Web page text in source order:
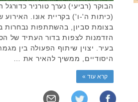
הבוקר (רביעי) נערך טורניר
(כיתות ה'-ו') בקריית אונו.
בצומת סביון, בהשתתפות נבחרות
הזדמנות לצפות בדור העתיד של
בעיר. יצוין שיתוף הפעולה בין
היסודיים, ממשיך להאיר את …
קרא עוד »